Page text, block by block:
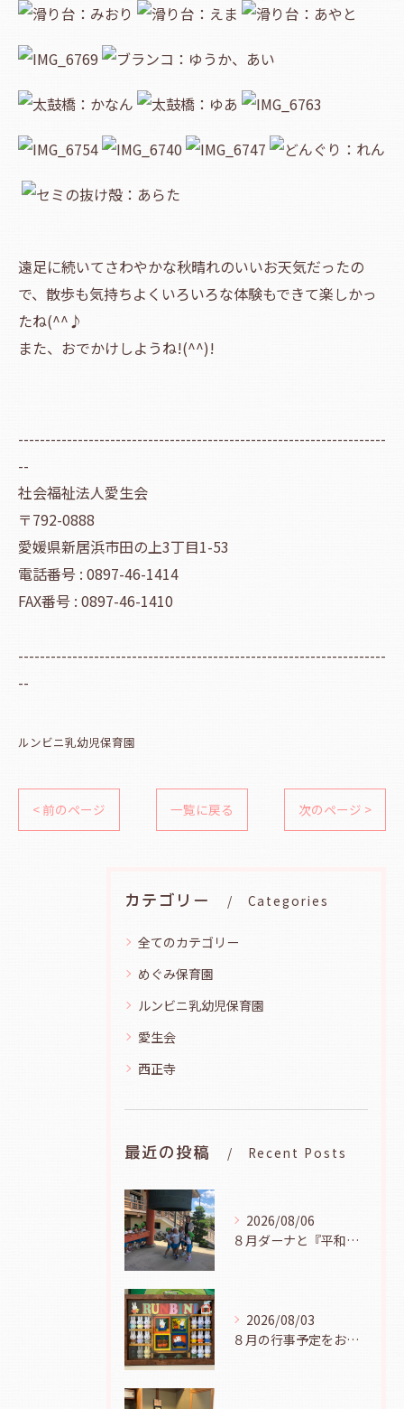
遠足に続いてさわやかな秋晴れのいいお天気だったの
で、散歩も気持ちよくいろいろな体験もできて楽しかっ
たね(^^♪
また、おでかけしようね!(^^)!
--------------------------------------------------------------------
--
社会福祉法人愛生会
〒792-0888
愛媛県新居浜市田の上3丁目1-53
電話番号 : 0897-46-1414
FAX番号 : 0897-46-1410
--------------------------------------------------------------------
--
ルンビニ乳幼児保育園
< 前のページ 一覧に戻る 次のページ >
カテゴリー Categories
全てのカテゴリー
めぐみ保育園
ルンビニ乳幼児保育園
愛生会
西正寺
最近の投稿 Recent Posts
2026/08/06
８月ダーナと『平和の鐘を鳴らそう』（幼児組、８月６日）
2026/08/03
８月の行事予定をお知らせします